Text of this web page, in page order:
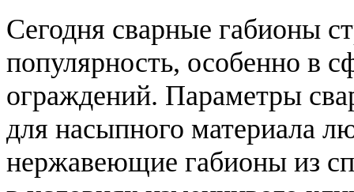
Сегодня сварные габионы
популярность, особенно в
ограждений. Параметры
для насыпного материала
нержавеющие габионы из